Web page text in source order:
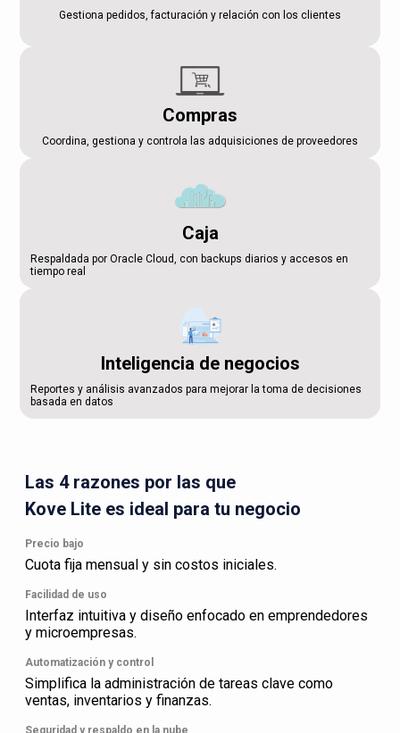
Gestiona pedidos, facturación y relación con los clientes
Compras
Coordina, gestiona y controla las adquisiciones de proveedores
Caja
Respaldada por Oracle Cloud, con backups diarios y accesos en
tiempo real
Inteligencia de negocios
Reportes y análisis avanzados para mejorar la toma de decisiones
basada en datos
Las 4 razones por las que
Kove Lite es ideal para tu negocio
Precio bajo
Cuota fija mensual y sin costos iniciales.
Facilidad de uso
Interfaz intuitiva y diseño enfocado en emprendedores
y microempresas.
Automatización y control
Simplifica la administración de tareas clave como
ventas, inventarios y finanzas.
Seguridad y respaldo en la nube